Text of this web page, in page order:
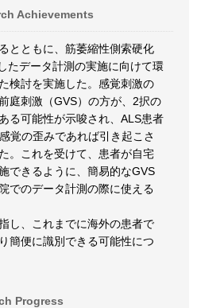
Achievements
とともに、筋萎縮性側索硬化
たデータ計測の実施に向けて環
検討を実施した。感覚刺激の
庭刺激（GVS）の方が、2択の
る可能性が示唆され、ALS患者
覚の歪みであれば引き起こさ
。これを受けて、患者が自宅
できるように、簡易的なGVS
でのデータ計測の際に使える
し、これまでに海外の患者で
簡便に識別できる可能性につ
Progress